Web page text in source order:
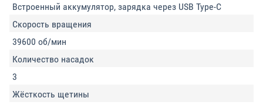
Встроенный аккумулятор, зарядка через USB Type-C
Скорость вращения
39600 об/мин
Количество насадок
3
Жёсткость щетины